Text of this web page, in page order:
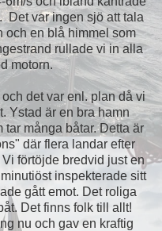
Det var ingen sjö att tala
och en blå himmel som
rullade vi in alla
motorn.
det var enl. plan då vi
Ystad är en bra hamn
många båtar. Detta är
där flera landar efter
förtöjde bredvid just en
inspekterade sitt
gått emot. Det roliga
Det finns folk till allt!
nu och gav en kraftig